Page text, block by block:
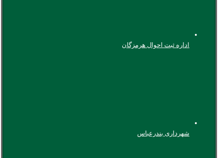
اداره ثبت احوال هرمزگان
شهرداری بندرعباس